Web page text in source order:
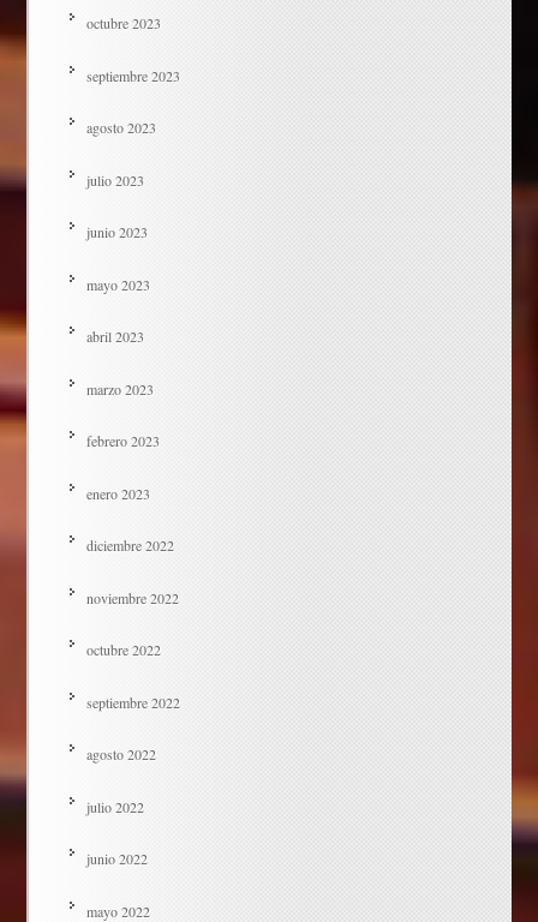
octubre 2023
septiembre 2023
agosto 2023
julio 2023
junio 2023
mayo 2023
abril 2023
marzo 2023
febrero 2023
enero 2023
diciembre 2022
noviembre 2022
octubre 2022
septiembre 2022
agosto 2022
julio 2022
junio 2022
mayo 2022